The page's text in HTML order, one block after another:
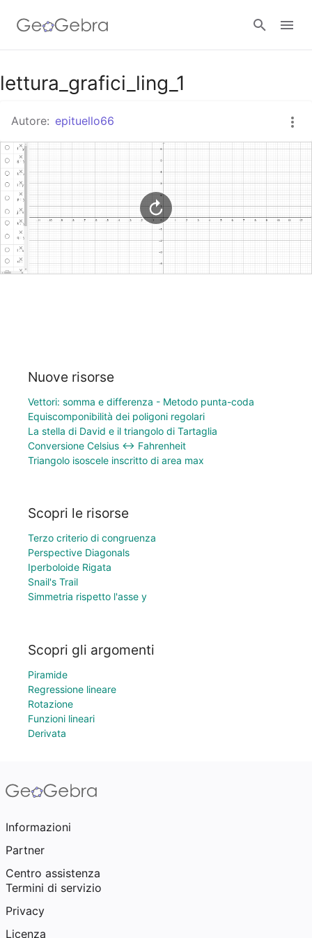
Google Classroom
GeoGebra Classroom
lettura_grafici_ling_1
Autore: epituello66
Nuove risorse
Vettori: somma e differenza - Metodo punta-coda
Equiscomponibilità dei poligoni regolari
La stella di David e il triangolo di Tartaglia
Conversione Celsius ↔ Fahrenheit
Triangolo isoscele inscritto di area max
Scopri le risorse
Terzo criterio di congruenza
Perspective Diagonals
Iperboloide Rigata
Snail's Trail
Simmetria rispetto l'asse y
Scopri gli argomenti
Piramide
Regressione lineare
Rotazione
Funzioni lineari
Derivata
Informazioni
Partner
Centro assistenza
Termini di servizio
Privacy
Licenza